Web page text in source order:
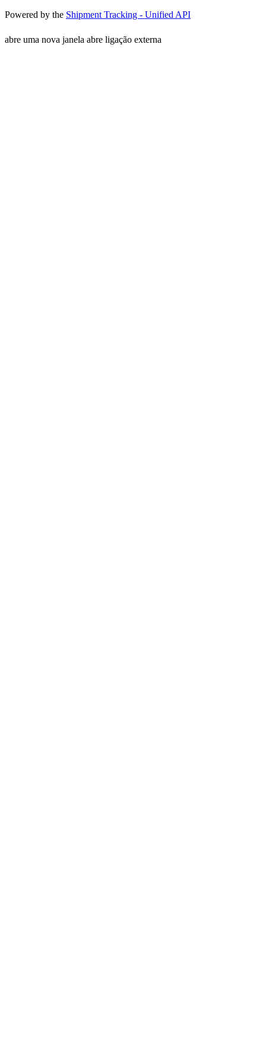
Powered by the Shipment Tracking - Unified API
abre uma nova janela abre ligação externa